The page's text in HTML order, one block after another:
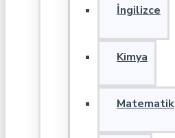
İngilizce
Kimya
Matematik